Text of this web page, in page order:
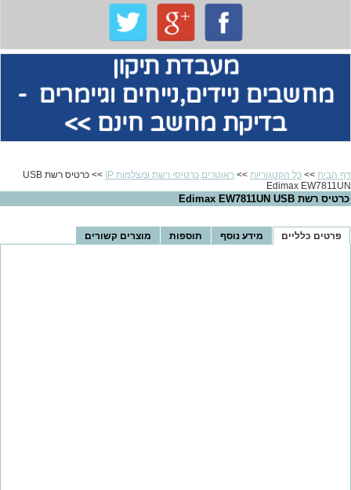
מעבדת תיקון
מחשביםניידים,נייחים וגיימרים -
בדיקת מחשב חינם >>
דף הבית >> כל הקטגוריות >> ראוטרים,כרטיסי רשת ומצלמות IP >> כרטיס רשת USB
כרטיס רשת USB ‏Edimax EW7811UN
פרטים כלליים מידע נוסף תוספות מוצרים קשורים